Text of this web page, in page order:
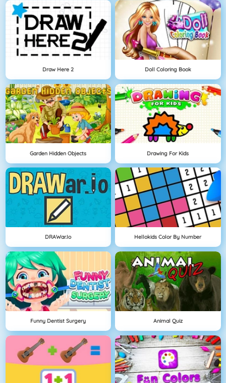
Draw Here 2 Doll Coloring Book
Garden Hidden Objects Drawing For Kids
DRAWar.io Hellokids Color By Number
Funny Dentist Surgery Animal Quiz